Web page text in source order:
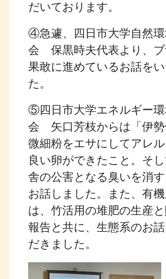
だいております。
④急遽、四日市大学自然
会 保黒時夫代表より、ブ
果敢に進めているお話を
た。
⑤四日市大学エネルギー
会 矢口芳枝からは「伊勢
微細粉をエサにしてアレ
良い卵ができたこと。そ
舎の公害となる臭いを消
お話しました。また、有
は、竹活用の堆肥の生産
報告と共に、生態系のお
だきました。